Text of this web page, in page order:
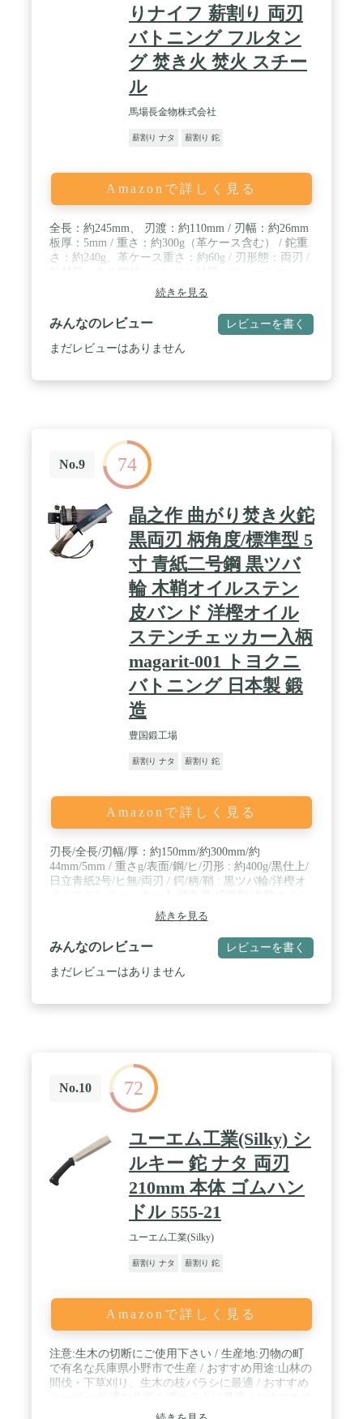
りナイフ 薪割り 両刃
バトニング フルタン
グ 焚き火 焚火 スチー
ル
馬場長金物株式会社
薪割り ナタ 薪割り 鉈
Amazonで詳しく見る
全長：約245mm、 刃渡：約110mm / 刃幅：約26mm
板厚：5mm / 重さ：約300g（革ケース含む） / 鉈重
さ：約240g、革ケース重さ：約60g / 刃形態：両刃 /
ト、鋲：ステンレス / 皮ケース：牛革 / 仕上げ：黒
染梨地仕上げ、付属品：革ケース / 原産国：日本製
（三条製）
続きを見る
みんなのレビュー レビューを書く
まだレビューはありません
No.9 74
晶之作 曲がり焚き火鉈
黒両刃 柄角度/標準型 5
寸 青紙二号鋼 黒ツバ
輪 木鞘オイルステン
皮バンド 洋樫オイル
ステンチェッカー入柄
magarit-001 トヨクニ
バトニング 日本製 鍛
造
豊国鍛工場
薪割り ナタ 薪割り 鉈
Amazonで詳しく見る
刃長/全長/刃幅/厚：約150mm/約300mm/約
44mm/5mm / 重さg/表面/鋼/ヒ/刃形 : 約400g/黒仕上/
日立青紙2号/ヒ無/両刃 / 鍔/柄/鞘 : 黒ツバ輪/洋樫オ
ステン革バンド / 銘：晶之作(機械彫り） / 商品の仕
様は、１本１本手作りの為、多少の誤差が生じま
す。 また、当社の事情により、名入・備品素材など
告知なしに変更する場合がございます。 予めご了承
くださいませ。 / 商品番号：magarit-001 / 注意事項
います。 ・18歳未満の方はこの商品を購入しないよ
うお願いします / お手入れのポイント この鉈は、
和鋼と和鉄を使っているため、適切なお手入れが必
要です。 使用後は錆対策を！ 鉈は水分や湿気に弱
く、使った後は錆びやすいので、次の手順でお手入
れしましょう： ・ 汚れを落とす → 使用後は水で汚
れを洗い流し、しっかり乾燥させる。 ・ 刃を研ぐ
→ 切れ味を保つため、水砥石（セラミック）で刃研
磨。 ・ 刃物用油を塗る → 錆を防ぐため、刃部分に
専用の刃物用油を塗る。 長期保存するときの注意
・ 錆止紙で包む → 長く使わないときは、錆止紙に
包んで保存すると安心。 ・ 湿気を避ける → 湿気の
多い場所に置かないようにし、乾燥した環境で保
管。 刃の特徴と取り扱い ・ この鉈は切味と刃欠け
め、無理な力をかけすぎないように注意！ この鉈は
長く使えるように設計されていますが、 しっかりメ
ンテナンスしてあげることで、より長く愛用できま
す ぜひ大切に使ってくださいませ。
続きを見る
みんなのレビュー レビューを書く
まだレビューはありません
No.10 72
ユーエム工業(Silky) シ
ルキー 鉈 ナタ 両刃
210mm 本体 ゴムハン
ドル 555-21
ユーエム工業(Silky)
薪割り ナタ 薪割り 鉈
Amazonで詳しく見る
注意:生木の切断にご使用下さい / 生産地:刃物の町
で有名な兵庫県小野市で生産 / おすすめ用途:山林の
間伐・下草刈り、生木の枝バラシに最適 / おすすめ
太さ:厚さ1cm~7cmの生木 / 商品特徴1:衝撃を軽減す